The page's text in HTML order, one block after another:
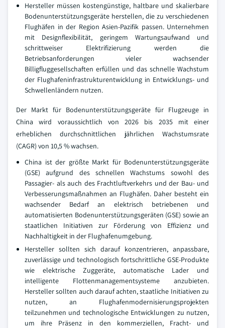
Hersteller müssen kostengünstige, haltbare und skalierbare
Bodenunterstützungsgeräte herstellen, die zu verschiedenen
Flughäfen in der Region Asien-Pazifik passen. Unternehmen
mit Designflexibilität, geringem Wartungsaufwand und
schrittweiser Elektrifizierung werden die
Betriebsanforderungen vieler wachsender
Billigfluggesellschaften erfüllen und das schnelle Wachstum
der Flughafeninfrastrukturentwicklung in Entwicklungs- und
Schwellenländern nutzen.
Der Markt für Bodenunterstützungsgeräte für Flugzeuge in
China wird voraussichtlich von 2026 bis 2035 mit einer
erheblichen durchschnittlichen jährlichen Wachstumsrate
(CAGR) von 10,5 % wachsen.
China ist der größte Markt für Bodenunterstützungsgeräte
(GSE) aufgrund des schnellen Wachstums sowohl des
Passagier- als auch des Frachtluftverkehrs und der Bau- und
Verbesserungsmaßnahmen an Flughäfen. Daher besteht ein
wachsender Bedarf an elektrisch betriebenen und
automatisierten Bodenunterstützungsgeräten (GSE) sowie an
staatlichen Initiativen zur Förderung von Effizienz und
Nachhaltigkeit in der Flughafenumgebung.
Hersteller sollten sich darauf konzentrieren, anpassbare,
zuverlässige und technologisch fortschrittliche GSE-Produkte
wie elektrische Zuggeräte, automatische Lader und
intelligente Flottenmanagementsysteme anzubieten.
Hersteller sollten auch darauf achten, staatliche Initiativen zu
nutzen, an Flughafenmodernisierungsprojekten
teilzunehmen und technologische Entwicklungen zu nutzen,
um ihre Präsenz in den kommerziellen, Fracht- und